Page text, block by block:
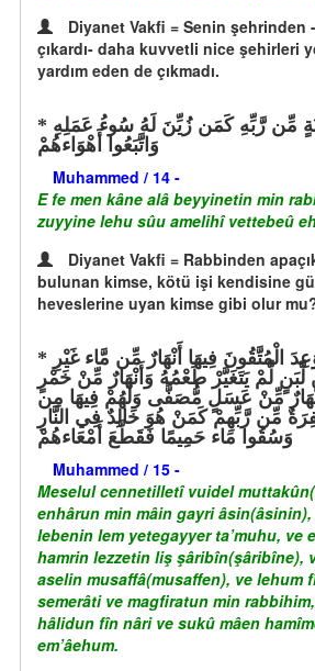
Diyanet Vakfi = Senin şehrinden
çıkardı- daha kuvvetli nice şehirleri
yardım eden de çıkmadı.
وَاتَّبَعُوا أَهْوَاءهُمْ
Muhammed / 14 -
E fe men kâne alâ beyyinetin min
zuyyine lehu sûu amelihî vettebeû
Diyanet Vakfi = Rabbinden
bulunan kimse, kötü işi kendisine
heveslerine uyan kimse gibi olur
لَّبَنٍ لَّمْ يَتَغَيَّرْ طَعْمُهُ وَأَنْهَارٌ مِّنْ خَمْرٍ
مِّنْ عَسَلٍ مُّصَفًّى وَلَهُمْ فِيهَا مِن
مِّن رَّبِّهِمْ كَمَنْ هُوَ خَالِدٌ فِي النَّارِ
وَسُقُوا مَاء حَمِيمًا فَقَطَّعَ أَمْعَاءهُمْ
Muhammed / 15 -
Meselul cennetilletî vuidel
enhârun min mâin gayri
lebenin lem yetegayyer ta’muhu, ve
hamrin lezzetin liş şâribîn(şâribîne),
aselin musaffâ(musaffen), ve lehum
semerâti ve magfiratun min
hâlidun fîn nâri ve sukû mâen
em’âehum.